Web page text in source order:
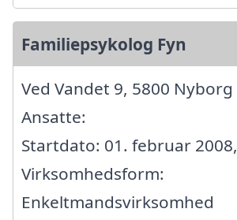
Familiepsykolog Fyn
Ved Vandet 9, 5800 Nyborg
Ansatte:
Startdato: 01. februar 2008,
Virksomhedsform:
Enkeltmandsvirksomhed